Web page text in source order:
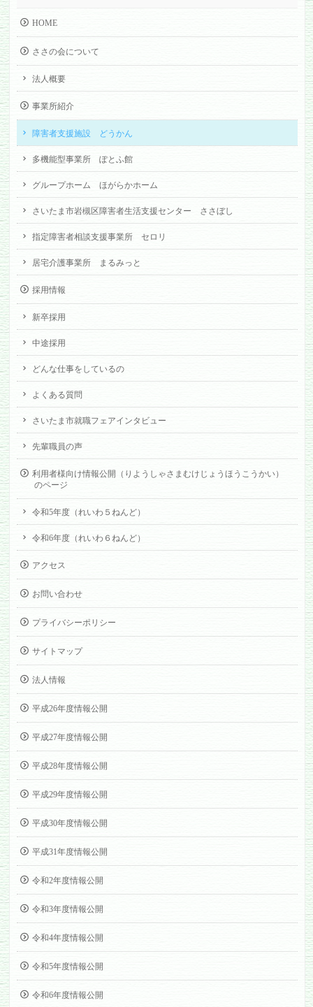
HOME
ささの会について
法人概要
事業所紹介
障害者支援施設 どうかん
多機能型事業所 ぽとふ館
グループホーム ほがらかホーム
さいたま市岩槻区障害者生活支援センター ささぼし
指定障害者相談支援事業所 セロリ
居宅介護事業所 まるみっと
採用情報
新卒採用
中途採用
どんな仕事をしているの
よくある質問
さいたま市就職フェアインタビュー
先輩職員の声
利用者様向け情報公開（りようしゃさまむけじょうほうこうかい）
のページ
令和5年度（れいわ５ねんど）
令和6年度（れいわ６ねんど）
アクセス
お問い合わせ
プライバシーポリシー
サイトマップ
法人情報
平成26年度情報公開
平成27年度情報公開
平成28年度情報公開
平成29年度情報公開
平成30年度情報公開
平成31年度情報公開
令和2年度情報公開
令和3年度情報公開
令和4年度情報公開
令和5年度情報公開
令和6年度情報公開